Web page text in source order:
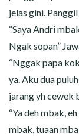
jelas gini.
“Saya Andri
Ngak sopan”
“Nggak papa
ya. Aku dua
jarang yh cewek
“Ya deh mbak,
mbak, tuaan